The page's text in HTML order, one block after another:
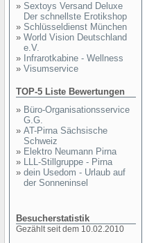
» Sextoys Versand Deluxe
Der schnellste Erotikshop
» Schlüsseldienst München
» World Vision Deutschland
e.V.
» Infrarotkabine - Wellness
» Visumservice
TOP-5 Liste Bewertungen
» Büro-Organisationsservice
G.G.
» AT-Pirna Sächsische
Schweiz
» Elektro Neumann Pirna
» LLL-Stillgruppe - Pirna
» dein Usedom - Urlaub auf
der Sonneninsel
Besucherstatistik
Gezählt seit dem 10.02.2010